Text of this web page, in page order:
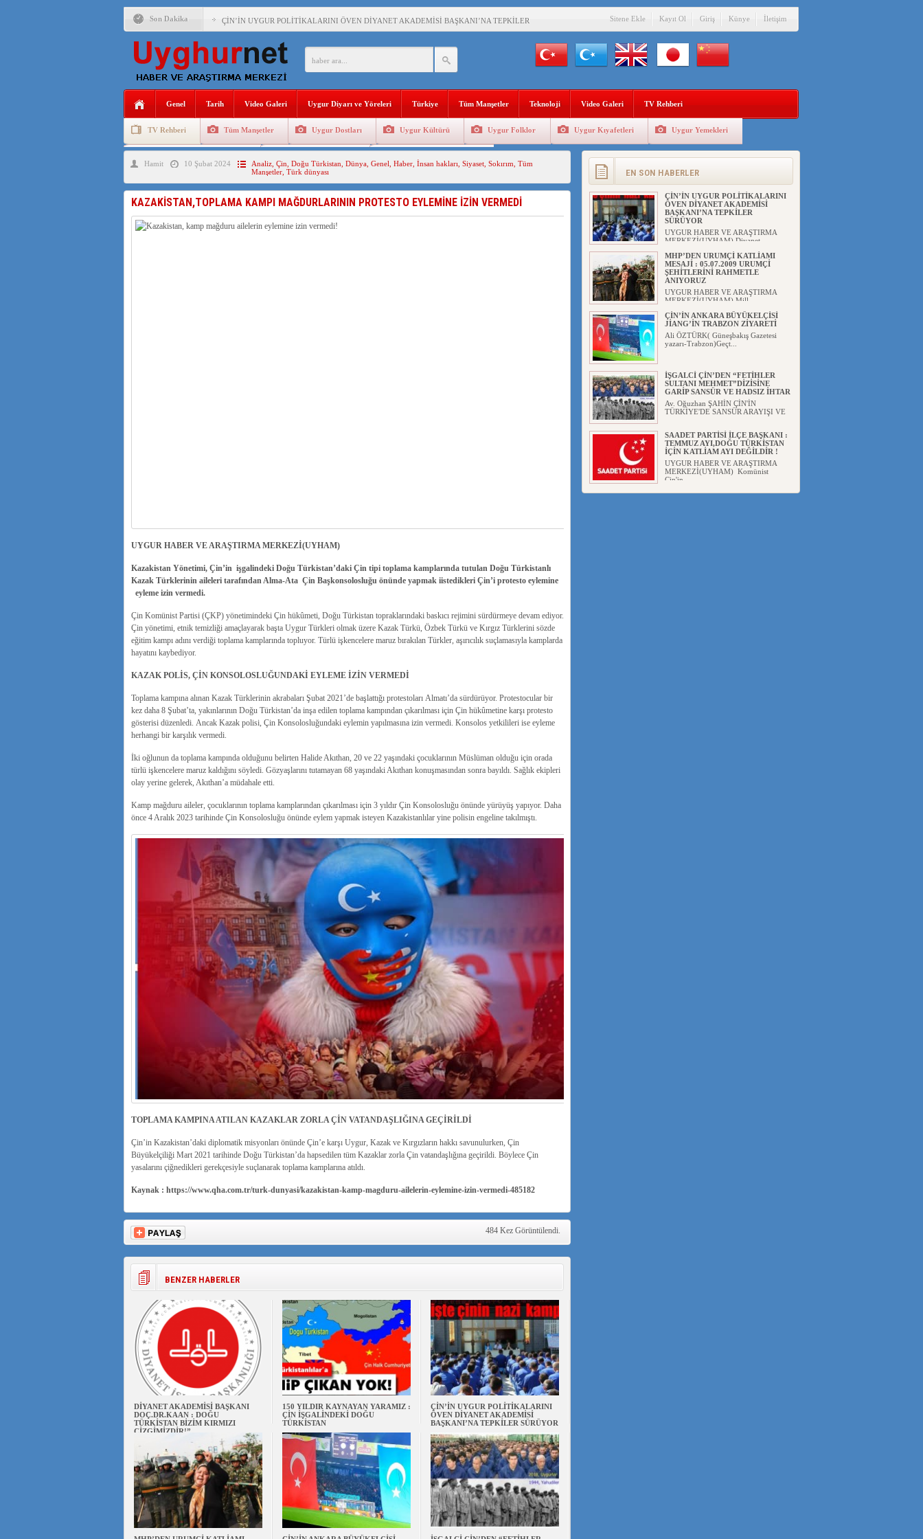
Son Dakika ÇİN’İN UYGUR POLİTİKALARINI ÖVEN DİYANET AKADEMİSİ BAŞKANI’NA TEPKİLER SÜRÜYOR
MHP’DEN URUMÇİ KATLİAMI MESAJİ : 05.07.2009 URUMÇİ ŞEHİTLERİNİ RAHMETLE ANIYORUZ
İŞGALCİ ÇİN’DEN “FETİHLER SULTANI MEHMET”DİZİSİNE GARİP SANSÜR VE HADSIZ İHTAR
SAADET PARTİSİ İLÇE BAŞKANI : TEMMUZ AYI,DOĞU TÜRKİSTAN İÇİN KATLİAM AYI DEĞİLDİR !
AZİZANA KAŞGAR : IŞIKLAR ALTINDA BİR VİTRİN Mİ, SUSTURULMUŞBER HAFİZA Mİ?
Sitene Ekle Kayıt Ol Giriş Künye İletişim
Genel Tarih Video Galeri Uygur Diyarı ve Yöreleri Türkiye Tüm Manşetler Teknoloji Video Galeri TV Rehberi
TV Rehberi Tüm Manşetler Uygur Dostları Uygur Kültürü Uygur Folklor Uygur Kıyafetleri Uygur Yemekleri
Uygurlarda Düğün ve Cenaze Uygur Geleneksel Sporlar
Hamit 10 Şubat 2024 Analiz, Çin Doğu Türkistan Dünya, Genel Haber, İnsan hakları Siyaset, Sokırım Tüm
Manşetler, Türk dünyası
KAZAKİSTAN,TOPLAMA KAMPI MAĞDURLARININ PROTESTO EYLEMİNE İZİN VERMEDİ
UYGUR HABER VE ARAŞTIRMA MERKEZİ(UYHAM)
Kazakistan Yönetimi, Çin’in işgalindeki Doğu Türkistan’daki Çin tipi toplama kamplarında tutulan Doğu Türkistanlı
Kazak Türklerinin aileleri tarafından Alma-Ata Çin Başkonsolosluğu önünde yapmak iistedikleri Çin’i protesto eylemine
eyleme izin vermedi.
Çin Komünist Partisi (ÇKP) yönetimindeki Çin hükûmeti, Doğu Türkistan topraklarındaki baskıcı rejimini sürdürmeye devam ediyor.
Çin yönetimi, etnik temizliği amaçlayarak başta Uygur Türkleri olmak üzere Kazak Türkü, Özbek Türkü ve Kırgız Türklerini sözde
eğitim kampı adını verdiği toplama kamplarında topluyor. Türlü işkencelere maruz bırakılan Türkler, aşırıcılık suçlamasıyla kamplarda
hayatını kaybediyor.
KAZAK POLİS, ÇİN KONSOLOSLUĞUNDAKİ EYLEME İZİN VERMEDİ
Toplama kampına alınan Kazak Türklerinin akrabaları Şubat 2021’de başlattığı protestoları Almatı’da sürdürüyor. Protestocular bir
kez daha 8 Şubat’ta, yakınlarının Doğu Türkistan’da inşa edilen toplama kampından çıkarılması için Çin hükûmetine karşı protesto
gösterisi düzenledi. Ancak Kazak polisi, Çin Konsolosluğundaki eylemin yapılmasına izin vermedi. Konsolos yetkilileri ise eyleme
herhangi bir karşılık vermedi.
İki oğlunun da toplama kampında olduğunu belirten Halide Akıthan, 20 ve 22 yaşındaki çocuklarının Müslüman olduğu için orada
türlü işkencelere maruz kaldığını söyledi. Gözyaşlarını tutamayan 68 yaşındaki Akıthan konuşmasından sonra bayıldı. Sağlık ekipleri
olay yerine gelerek, Akıthan’a müdahale etti.
Kamp mağduru aileler, çocuklarının toplama kamplarından çıkarılması için 3 yıldır Çin Konsolosluğu önünde yürüyüş yapıyor. Daha
önce 4 Aralık 2023 tarihinde Çin Konsolosluğu önünde eylem yapmak isteyen Kazakistanlılar yine polisin engeline takılmıştı.
TOPLAMA KAMPINA ATILAN KAZAKLAR ZORLA ÇİN VATANDAŞLIĞINA GEÇİRİLDİ
Çin’in Kazakistan’daki diplomatik misyonları önünde Çin’e karşı Uygur, Kazak ve Kırgızların hakkı savunulurken, Çin
Büyükelçiliği Mart 2021 tarihinde Doğu Türkistan’da hapsedilen tüm Kazaklar zorla Çin vatandaşlığına geçirildi. Böylece Çin
yasalarını çiğnedikleri gerekçesiyle suçlanarak toplama kamplarına atıldı.
Kaynak : https://www.qha.com.tr/turk-dunyasi/kazakistan-kamp-magduru-ailelerin-eylemine-izin-vermedi-485182
484 Kez Görüntülendi.
BENZER HABERLER
DİYANET AKADEMİSİ BAŞKANI
DOÇ.DR.KAAN : DOĞU
TÜRKİSTAN BİZİM KIRMIZI
ÇİZGİMİZDİR!”
150 YILDIR KAYNAYAN YARAMIZ :
ÇİN İŞGALİNDEKİ DOĞU
TÜRKİSTAN
ÇİN’İN UYGUR POLİTİKALARINI
ÖVEN DİYANET AKADEMİSİ
BAŞKANI’NA TEPKİLER SÜRÜYOR
EN SON HABERLER
TÜRKİSTAN BİZİM KIRMIZI
ÇİZGİMİZDİR!”
MERKEZİ(UYHAM) 19...
150 YILDIR KAYNAYAN YARAMIZ
: ÇİN İŞGALİNDEKİ DOĞU
TÜRKİSTAN
Dünya Sa...
ÇİN’İN UYGUR POLİTİKALARINI
ÖVEN DİYANET AKADEMİSİ
BAŞKANI’NA TEPKİLER
SÜRÜYOR
UYGUR HABER VE ARAŞTIRMA
MERKEZİ(UYHAM) Diyanet
MHP’DEN URUMÇİ KATLİAMI
MESAJİ : 05.07.2009 URUMÇİ
ŞEHİTLERİNİ RAHMETLE
ANIYORUZ
UYGUR HABER VE ARAŞTIRMA
MERKEZİ(UYHAM) Mill...
ÇİN’İN ANKARA BÜYÜKELÇİSİ
JİANG’İN TRABZON ZİYARETİ
Ali ÖZTÜRK( Güneşbakış Gazetesi
yazarı-Trabzon)Geçt...
İŞGALCİ ÇİN’DEN “FETİHLER
SULTANI MEHMET”DİZİSİNE
GARİP SANSÜR VE HADSIZ İHTAR
Av. Oğuzhan ŞAHİN ÇİN'İN
TÜRKİYE'DE SANSÜR ARAYIŞI VE
SAADET PARTİSİ İLÇE BAŞKANI :
TEMMUZ AYI,DOĞU TÜRKİSTAN
İÇİN KATLİAM AYI DEĞİLDİR !
UYGUR HABER VE ARAŞTIRMA
MERKEZİ(UYHAM) Komünist
Çin'in...
İŞGALCİ ÇİN,DOĞU